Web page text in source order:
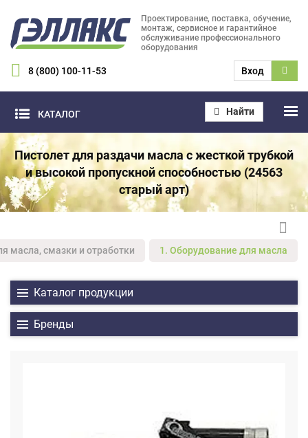
Проектирование, поставка, обучение,
монтаж, сервисное и гарантийное
обслуживание профессионального
оборудования
8 (800) 100-11-53 Вход
КАТАЛОГ Найти
Пистолет для раздачи масла с жесткой трубкой
и высокой пропускной способностью (24563
старый арт)
масла, смазки и отработки 1. Оборудование для масла
Каталог продукции
Бренды